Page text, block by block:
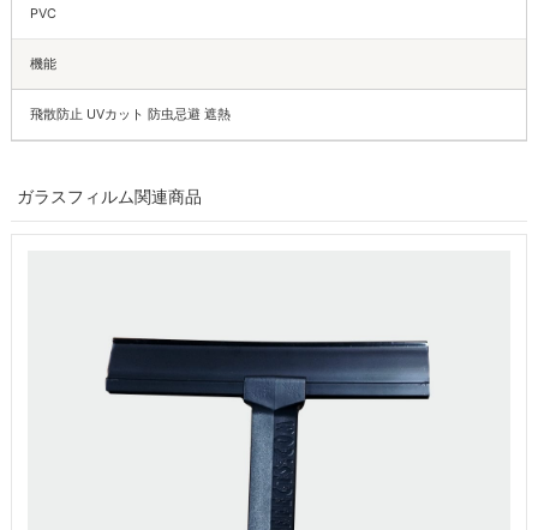
PVC
機能
飛散防止 UVカット 防虫忌避 遮熱
ガラスフィルム関連商品